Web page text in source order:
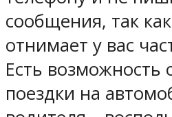
сообщения, так
отнимает у вас
Есть возможность
поездки на